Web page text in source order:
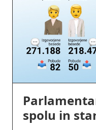
spolu in